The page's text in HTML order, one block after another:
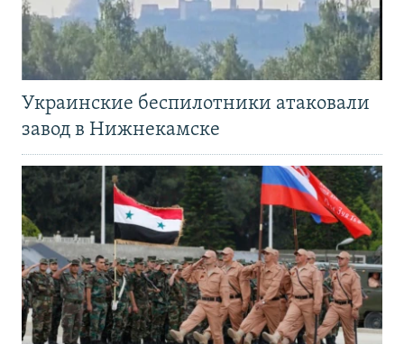
Украинские беспилотники атаковали
завод в Нижнекамске